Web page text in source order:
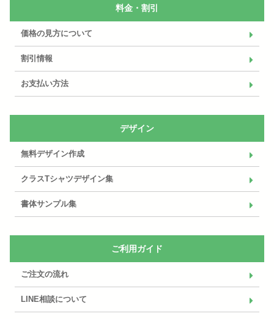
料金・割引
価格の見方について
割引情報
お支払い方法
デザイン
無料デザイン作成
クラスTシャツデザイン集
書体サンプル集
ご利用ガイド
ご注文の流れ
LINE相談について